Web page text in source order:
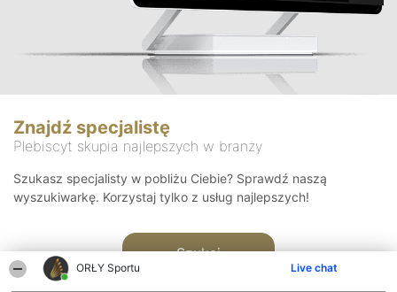
ORŁY Sportu Live chat
Znajdź specjalistę
Plebiscyt skupia najlepszych w branży
Szukasz specjalisty w pobliżu Ciebie? Sprawdź naszą
wyszukiwarkę. Korzystaj tylko z usług najlepszych!
Szukaj